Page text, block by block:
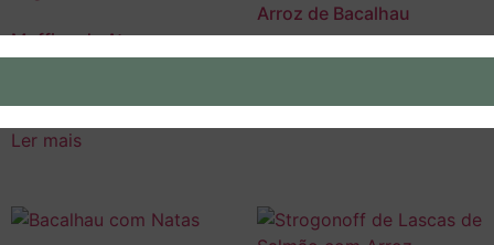
Muffins de Atum e
Vegetais
Ler mais
Arroz de Bacalhau